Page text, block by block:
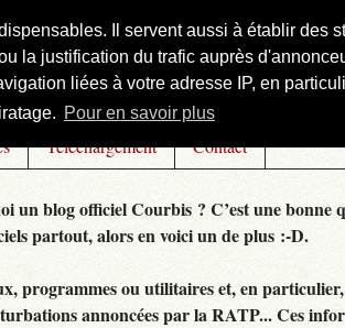
Il servent aussi à établir des
la justification du trafic auprès
liées à votre adresse IP, en
Pour en savoir plus
Téléchargement Contact
blog officiel Courbis ? C’est une bonne
partout, alors en voici un de plus :-D.
programmes ou utilitaires et, en
annoncées par la RATP... Ces